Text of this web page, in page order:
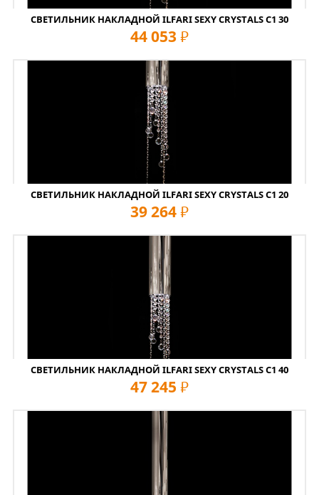
СВЕТИЛЬНИК НАКЛАДНОЙ ILFARI SEXY CRYSTALS C1 30
44 053 руб
СВЕТИЛЬНИК НАКЛАДНОЙ ILFARI SEXY CRYSTALS C1 20
39 264 руб
СВЕТИЛЬНИК НАКЛАДНОЙ ILFARI SEXY CRYSTALS C1 40
47 245 руб